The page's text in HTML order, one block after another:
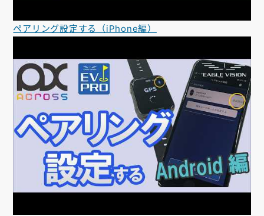
ペアリング設定する（iPhone編）